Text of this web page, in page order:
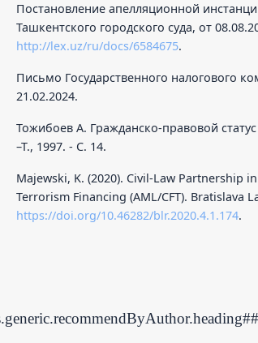
Постановление апелляционной
Ташкентского городского суда, от
http://lex.uz/ru/docs/6584675.
Письмо Государственного налогового
21.02.2024.
Тожибоев А. Гражданско-правовой
–Т., 1997. - С. 14.
Majewski, K. (2020). Civil-Law Partnership
Terrorism Financing (AML/CFT). Bratislava
https://doi.org/10.46282/blr.2020.4.1.174.